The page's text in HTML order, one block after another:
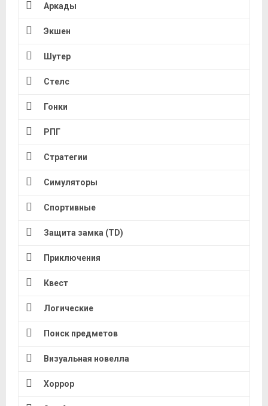
Аркады
Экшен
Шутер
Стелс
Гонки
РПГ
Стратегии
Симуляторы
Спортивные
Защита замка (TD)
Приключения
Квест
Логические
Поиск предметов
Визуальная новелла
Хоррор